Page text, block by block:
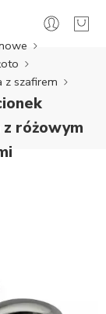
z szafirem
z różowym